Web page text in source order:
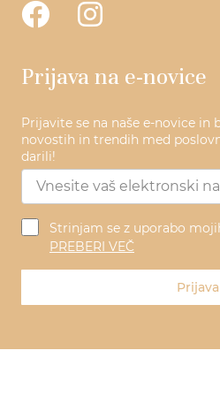
Prijava na e-novice
Prijavite se na naše e-novice in
novostih in trendih med
darili!
Strinjam se z uporabo
PREBERI VEČ
Prijava